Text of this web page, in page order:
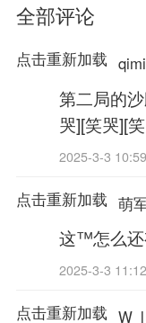
全部评论
点击重新加载
第二局的
哭][笑哭][
2025-3-3
点击重新加载 萌
这™怎么还
2025-3-3
点击重新加载